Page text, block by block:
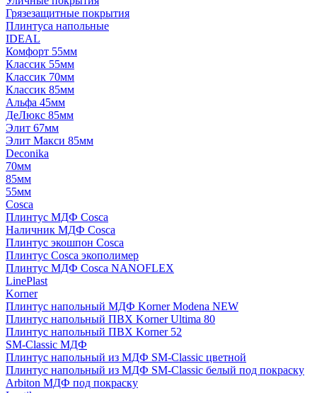
Грязезащитные покрытия
Плинтуса напольные
IDEAL
Комфорт 55мм
Классик 55мм
Классик 70мм
Классик 85мм
Альфа 45мм
ДеЛюкс 85мм
Элит 67мм
Элит Макси 85мм
Deconika
70мм
85мм
55мм
Cosca
Плинтус МДФ Cosca
Наличник МДФ Cosca
Плинтус экошпон Cosca
Плинтус Cosca экополимер
Плинтус МДФ Cosca NANOFLEX
LinePlast
Korner
Плинтус напольный МДФ Korner Modena NEW
Плинтус напольный ПВХ Korner Ultima 80
Плинтус напольный ПВХ Korner 52
SM-Classic МДФ
Плинтус напольный из МДФ SM-Classic цветной
Плинтус напольный из МДФ SM-Classic белый под покраску
Arbiton МДФ под покраску